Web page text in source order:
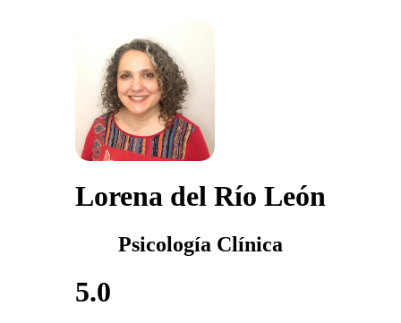
Lorena del Río León
Psicología Clínica
5.0